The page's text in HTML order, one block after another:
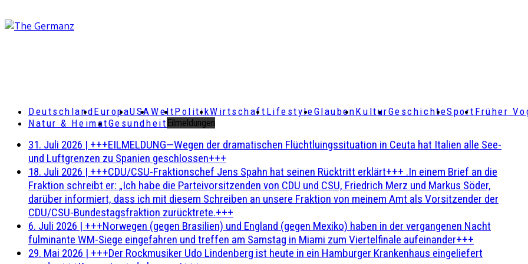
DeutschlandEuropaUSAWeltPolitikWirtschaft LifestyleGlaubenKulturGeschichteSport Früher
Natur & HeimatGesundheit Eilmeldungen
31. Juli 2026 | +++EILMELDUNG—Wegen der dramatischen Flüchtluingssituation in Ceuta hat Italien alle See-
und Luftgrenzen zu Spanien geschlossen+++
18. Juli 2026 | +++CDU/CSU-Fraktionschef Jens Spahn hat seinen Rücktritt erklärt+++ .In einem Brief an die
Fraktion schreibt er: „Ich habe die Parteivorsitzenden von CDU und CSU, Friedrich Merz und Markus Söder,
darüber informiert, dass ich mit diesem Schreiben an unsere Fraktion von meinem Amt als Vorsitzender der
CDU/CSU-Bundestagsfraktion zurücktrete.+++
6. Juli 2026 | +++Norwegen (gegen Brasilien) und England (gegen Mexiko) haben in der vergangenen Nacht
fulminante WM-Siege eingefahren und treffen am Samstag in Miami zum Viertelfinale aufeinander+++
29. Mai 2026 | +++Der Rockmusiker Udo Lindenberg ist heute in ein Hamburger Krankenhaus eingeliefert